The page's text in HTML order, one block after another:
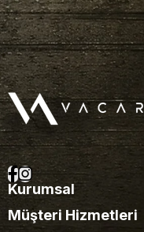
Kurumsal
Müşteri Hizmetleri